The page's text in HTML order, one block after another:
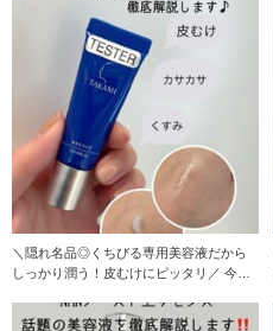
＼隠れ名品◎くちびる専用美容液だから
しっかり潤う！皮むけにピッタリ／ 今回